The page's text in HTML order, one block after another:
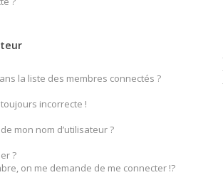
la liste des membres connectés ?
incorrecte !
mon nom d’utilisateur ?
?
on me demande de me connecter !?